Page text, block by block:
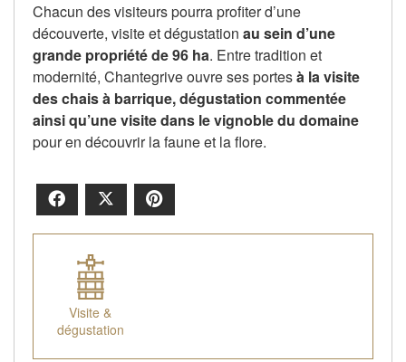
Chacun des visiteurs pourra profiter d’une
découverte, visite et dégustation au sein d’une
grande propriété de 96 ha. Entre tradition et
modernité, Chantegrive ouvre ses portesà la visite
des chais à barrique, dégustation commentée
ainsi qu’une visite dans le vignoble du domaine
pour en découvrir la faune et la flore.
Facebook
Visite &
dégustation